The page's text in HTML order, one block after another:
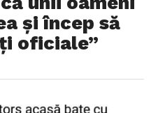
și încep să
oficiale”